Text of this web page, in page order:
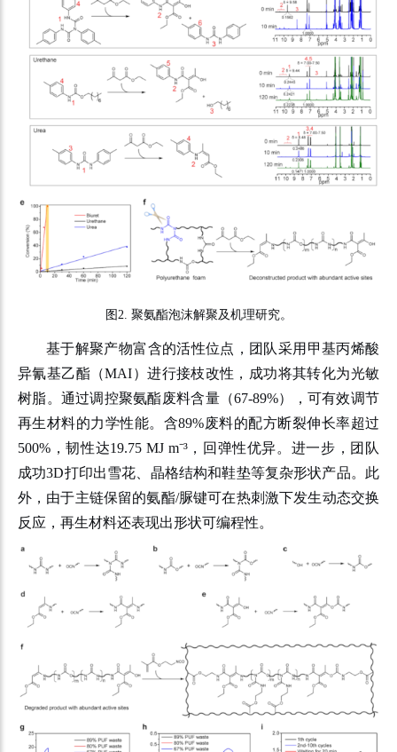
图 2. 聚氨酯泡沫解聚及机理研究。
基于解聚产物富含的活性位点，团队采用甲基丙烯酸
异氰基乙酯（MAI）进行接枝改性，成功将其转化为光敏
树脂。通过调控聚氨酯废料含量（67-89%），可有效调节
再生材料的力学性能。含89%废料的配方断裂伸长率超过
500%，韧性达19.75 MJ m⁻³，回弹性优异。进一步，团队
成功3D打印出雪花、晶格结构和鞋垫等复杂形状产品。此
外，由于主链保留的氨酯/脲键可在热刺激下发生动态交换
反应，再生材料还表现出形状可编程性。